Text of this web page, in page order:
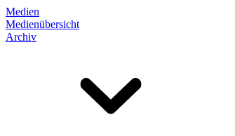
Medien
Medienübersicht
Archiv